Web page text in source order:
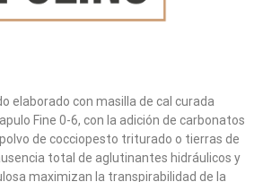
elaborado con masilla de cal curada
Fine 0-6, con la adición de carbonatos
de cocciopesto triturado o tierras de
total de aglutinantes hidráulicos y
maximizan la transpirabilidad de la